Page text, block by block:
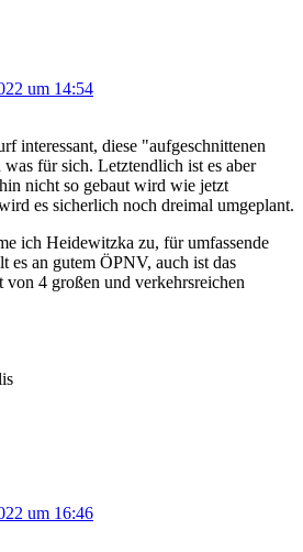
um 14:54
interessant, diese "aufgeschnittenen
für sich. Letztendlich ist es aber
nicht so gebaut wird wie jetzt
es sicherlich noch dreimal umgeplant.
ich Heidewitzka zu, für umfassende
es an gutem ÖPNV, auch ist das
4 großen und verkehrsreichen
um 16:46